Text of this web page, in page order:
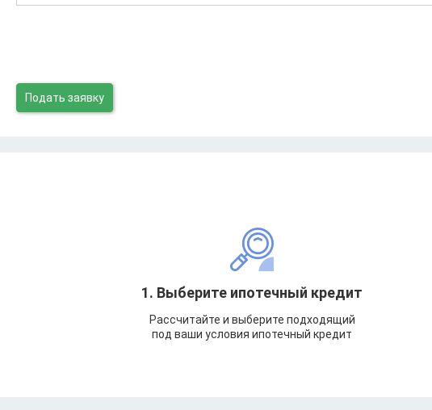
Подать заявку
1. Выберите ипотечный кредит
Рассчитайте и выберите подходящий
под ваши условия ипотечный кредит